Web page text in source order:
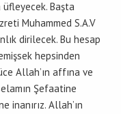
Başta
Muhammed S.A.V
dirilecek. Bu hesap
hepsinden
Allah’ın affına ve
Şefaatine
inanırız. Allah’ın